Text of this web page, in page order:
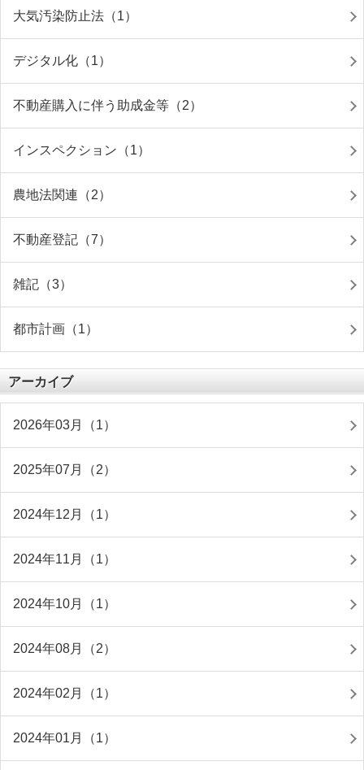
大気汚染防止法（1）
デジタル化（1）
不動産購入に伴う助成金等（2）
インスペクション（1）
農地法関連（2）
不動産登記（7）
雑記（3）
都市計画（1）
アーカイブ
2026年03月（1）
2025年07月（2）
2024年12月（1）
2024年11月（1）
2024年10月（1）
2024年08月（2）
2024年02月（1）
2024年01月（1）